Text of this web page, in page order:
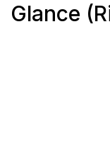
Glance